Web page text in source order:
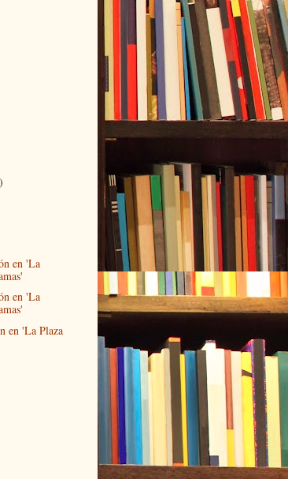
en 'La
en 'La
en 'La Plaza